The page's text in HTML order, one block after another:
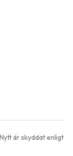
är skyddat enligt